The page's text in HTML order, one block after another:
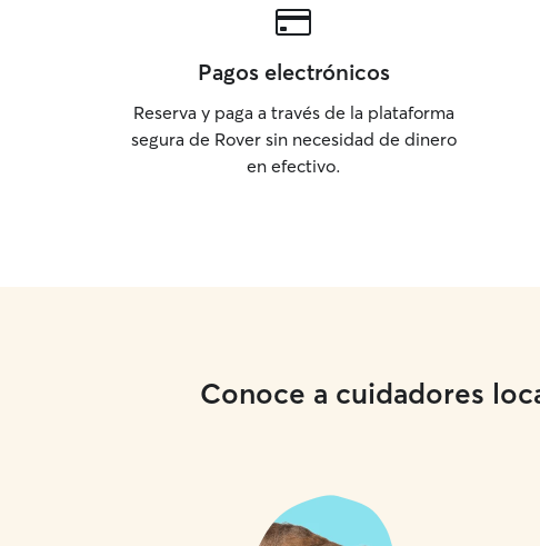
Pagos electrónicos
Reserva y paga a través de la plataforma
segura de Rover sin necesidad de dinero
en efectivo.
Conoce a cuidadores